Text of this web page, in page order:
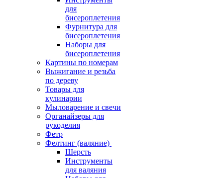
для
бисероплетения
Фурнитура для
бисероплетения
Наборы для
бисероплетения
Картины по номерам
Выжигание и резьба
по дереву
Товары для
кулинарии
Мыловарение и свечи
Органайзеры для
рукоделия
Фетр
Фелтинг (валяние)
Шерсть
Инструменты
для валяния